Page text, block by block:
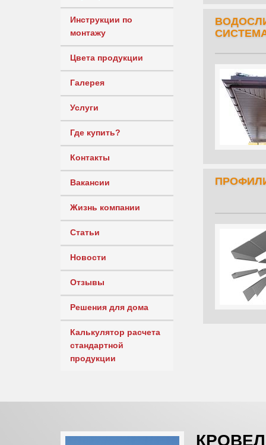
Инструкции по
монтажу
Цвета продукции
Галерея
Услуги
Где купить?
Контакты
Вакансии
Жизнь компании
Статьи
Новости
Отзывы
Решения для дома
Калькулятор расчета
стандартной
продукции